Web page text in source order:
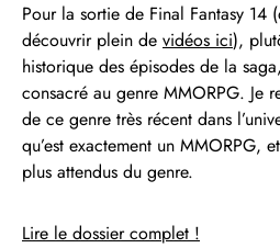
Pour la sortie de Final Fantasy 14
découvrir plein de vidéos ici),
historique des épisodes de la
consacré au genre MMORPG. Je
de ce genre très récent dans
qu’est exactement un MMORPG,
plus attendus du genre.
Lire le dossier complet !